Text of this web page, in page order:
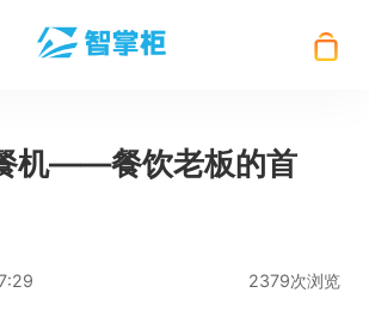
机——餐饮老板的首
2379次浏览